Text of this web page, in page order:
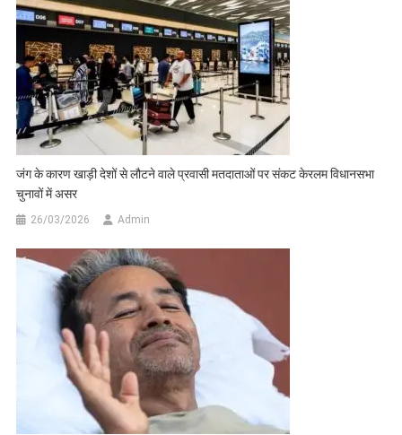
जंग के कारण खाड़ी देशों से लौटने वाले प्रवासी मतदाताओं पर संकट केरलम विधानसभा
चुनावों में असर
26/03/2026 Admin